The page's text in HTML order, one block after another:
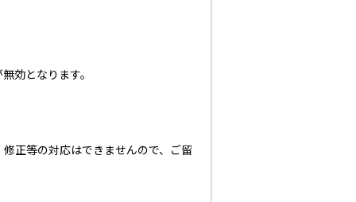
効となります。
正等の対応はできませんので、ご留